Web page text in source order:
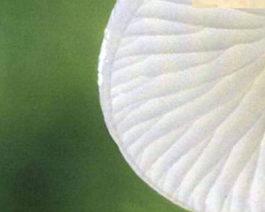
SIQUIER, J.L. i
SOLIS ARRIOLA, Abel
TABARÉS, M. y
vol. 21: 171 183; 1998.
TELLERIA, M. Teresa
CORTINARIUS
BRANDRUD, Tor
& SOOP, Karl (2014):